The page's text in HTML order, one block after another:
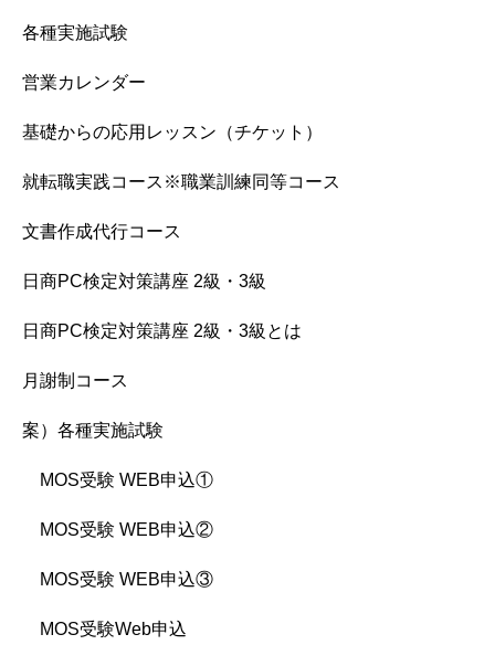
各種実施試験
営業カレンダー
基礎からの応用レッスン（チケット）
就転職実践コース※職業訓練同等コース
文書作成代行コース
日商PC検定対策講座 2級・3級
日商PC検定対策講座 2級・3級とは
月謝制コース
案）各種実施試験
MOS受験 WEB申込①
MOS受験 WEB申込②
MOS受験 WEB申込③
MOS受験Web申込